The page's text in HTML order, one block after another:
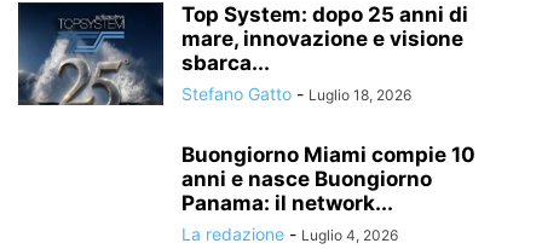
Top System: dopo 25 anni di
mare, innovazione e visione
sbarca...
Stefano Gatto - Luglio 18, 2026
Buongiorno Miami compie 10
anni e nasce Buongiorno
Panama: il network...
La redazione - Luglio 4, 2026